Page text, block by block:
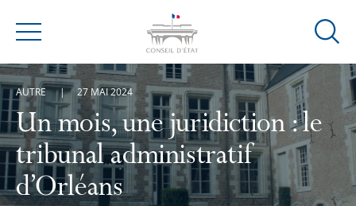
Menu
Ouvrir
Un mois, une juridiction : le
tribunal administratif
d’Orléans
AUTRE 27 MAI 2024